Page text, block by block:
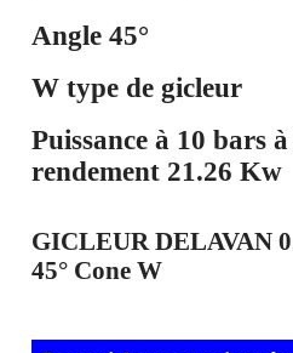
Angle 45°
W type de gicleur
Puissance à 10 bars
rendement 21.26 Kw
GICLEUR DELAVAN
45° Cone W